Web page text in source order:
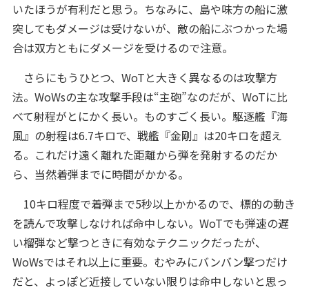
いたほうが有利だと思う。ちなみに、島や味方の船に激
突してもダメージは受けないが、敵の船にぶつかった場
合は双方ともにダメージを受けるので注意。
さらにもうひとつ、WoTと大きく異なるのは攻撃方
法。WoWsの主な攻撃手段は“主砲”なのだが、WoTに比
べて射程がとにかく長い。ものすごく長い。駆逐艦『海
風』の射程は6.7キロで、戦艦『金剛』は20キロを超え
る。これだけ遠く離れた距離から弾を発射するのだか
ら、当然着弾までに時間がかかる。
10キロ程度で着弾まで5秒以上かかるので、標的の動き
を読んで攻撃しなければ命中しない。WoTでも弾速の遅
い榴弾など撃つときに有効なテクニックだったが、
WoWsではそれ以上に重要。むやみにバンバン撃つだけ
だと、よっぽど近接していない限りは命中しないと思っ